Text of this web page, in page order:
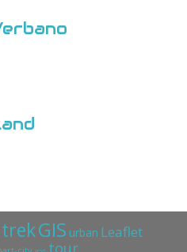
trekGIS urban Leaflet
tour